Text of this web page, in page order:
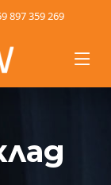
897 359 269